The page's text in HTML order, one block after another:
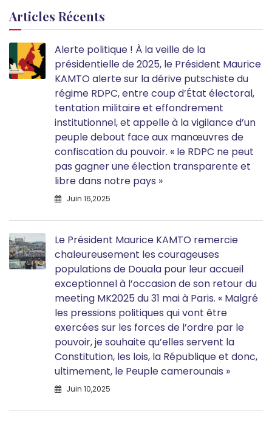
Articles Récents
Alerte politique ! À la veille de la
présidentielle de 2025, le Président Maurice
KAMTO alerte sur la dérive putschiste du
régime RDPC, entre coup d’État électoral,
tentation militaire et effondrement
institutionnel, et appelle à la vigilance d’un
peuple debout face aux manœuvres de
confiscation du pouvoir. « le RDPC ne peut
pas gagner une élection transparente et
libre dans notre pays »
Juin 16,2025
Le Président Maurice KAMTO remercie
chaleureusement les courageuses
populations de Douala pour leur accueil
exceptionnel à l’occasion de son retour du
meeting MK2025 du 31 mai à Paris. « Malgré
les pressions politiques qui vont être
exercées sur les forces de l’ordre par le
pouvoir, je souhaite qu’elles servent la
Constitution, les lois, la République et donc,
ultimement, le Peuple camerounais »
Juin 10,2025